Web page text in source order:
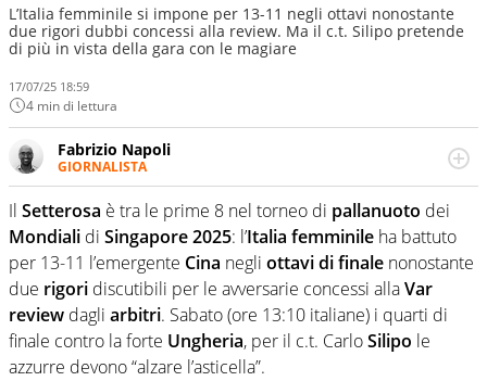
L’Italia femminile si impone per 13-11 negli ottavi nonostante
due rigori dubbi concessi alla review. Ma il c.t. Silipo pretende
di più in vista della gara con le magiare
17/07/25 18:59
4 min di lettura
Fabrizio Napoli
GIORNALISTA
Giornalista professionista, per Virgilio Sport segue anche
il calcio ma è con la pallanuoto che esalta competenze e
passioni. Cura la comunicazione di HaBaWaBa, il più
grande festival di waterpolo per bambini al mondo
Il Setterosa è tra le prime 8 nel torneo di pallanuoto dei
Mondiali di Singapore 2025: l’Italia femminile ha battuto
per 13-11 l’emergente Cina negli ottavi di finale nonostante
due rigori discutibili per le avversarie concessi allaVar
review dagli arbitri. Sabato (ore 13:10 italiane) i quarti di
finale contro la forte Ungheria, per il c.t. CarloSilipo le
azzurre devono “alzare l’asticella”.